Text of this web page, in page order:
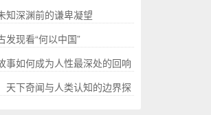
知深渊前的谦卑凝望
发现看“何以中国”
事如何成为人性最深处的回响
天下奇闻与人类认知的边界探